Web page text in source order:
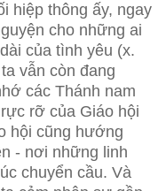
hiệp thông ấy, ngay
cho những ai
của tình yêu (x.
vẫn còn đang
các Thánh nam
rỡ của Giáo hội
hội cũng hướng
- nơi những linh
chuyển cầu. Và